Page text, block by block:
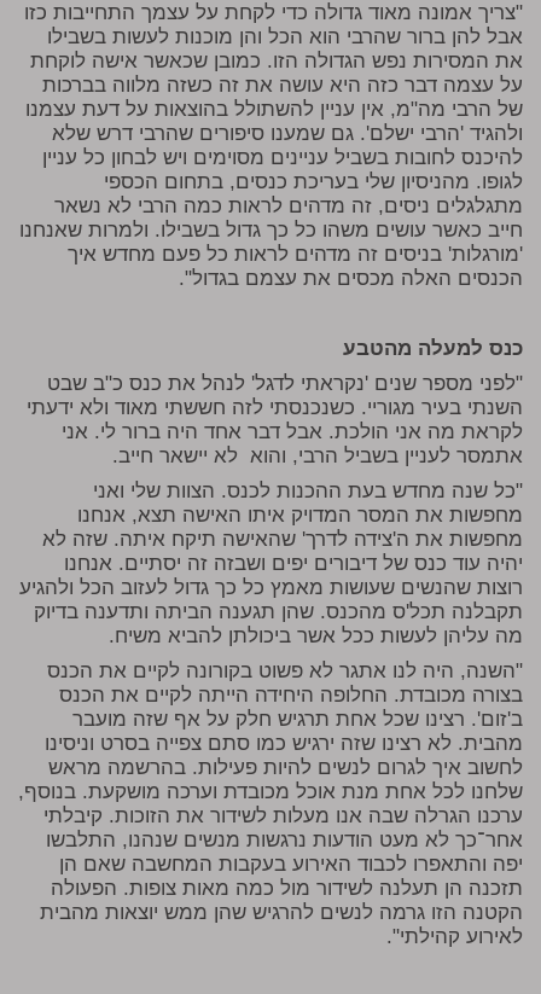
"צריך אמונה מאוד גדולה כדי לקחת על עצמך התחייבות כזו
אבל להן ברור שהרבי הוא הכל והן מוכנות לעשות בשבילו
את המסירות נפש הגדולה הזו. כמובן שכאשר אישה לוקחת
על עצמה דבר כזה היא עושה את זה כשזה מלווה בברכות
של הרבי מה"מ, אין עניין להשתולל בהוצאות על דעת עצמנו
ולהגיד 'הרבי ישלם'. גם שמענו סיפורים שהרבי דרש שלא
להיכנס לחובות בשביל עניינים מסוימים ויש לבחון כל עניין
לגופו. מהניסיון שלי בעריכת כנסים, בתחום הכספי
מתגלגלים ניסים, זה מדהים לראות כמה הרבי לא נשאר
חייב כאשר עושים משהו כל כך גדול בשבילו. ולמרות שאנחנו
'מורגלות' בניסים זה מדהים לראות כל פעם מחדש איך
הכנסים האלה מכסים את עצמם בגדול".
כנס למעלה מהטבע
"לפני מספר שנים 'נקראתי לדגל' לנהל את כנס כ"ב שבט
השנתי בעיר מגוריי. כשנכנסתי לזה חששתי מאוד ולא ידעתי
לקראת מה אני הולכת. אבל דבר אחד היה ברור לי. אני
אתמסר לעניין בשביל הרבי, והוא לא יישאר חייב.
"כל שנה מחדש בעת ההכנות לכנס. הצוות שלי ואני
מחפשות את המסר המדויק איתו האישה תצא, אנחנו
מחפשות את ה'צידה לדרך' שהאישה תיקח איתה. שזה לא
יהיה עוד כנס של דיבורים יפים ושבזה זה יסתיים. אנחנו
רוצות שהנשים שעושות מאמץ כל כך גדול לעזוב הכל ולהגיע
תקבלנה תכל'ס מהכנס. שהן תגענה הביתה ותדענה בדיוק
מה עליהן לעשות ככל אשר ביכולתן להביא משיח.
"השנה, היה לנו אתגר לא פשוט בקורונה לקיים את הכנס
בצורה מכובדת. החלופה היחידה הייתה לקיים את הכנס
ב'זום'. רצינו שכל אחת תרגיש חלק על אף שזה מועבר
מהבית. לא רצינו שזה ירגיש כמו סתם צפייה בסרט וניסינו
לחשוב איך לגרום לנשים להיות פעילות. בהרשמה מראש
שלחנו לכל אחת מנת אוכל מכובדת וערכה מושקעת. בנוסף,
ערכנו הגרלה שבה אנו מעלות לשידור את הזוכות. קיבלתי
אחר־כך לא מעט הודעות נרגשות מנשים שנהנו, התלבשו
יפה והתאפרו לכבוד האירוע בעקבות המחשבה שאם הן
תזכנה הן תעלנה לשידור מול כמה מאות צופות. הפעולה
הקטנה הזו גרמה לנשים להרגיש שהן ממש יוצאות מהבית
לאירוע קהילתי".